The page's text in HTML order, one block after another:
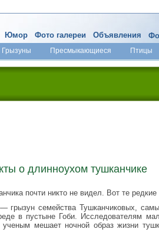
Грызуны Пресмыкающиеся Птицы
Юмор Фото галереи Объявления
о длинноухом тушканчике
почти никто не видел. Вот те
грызун семейства Тушканчиковых,
в пустыне Гоби. Исследователям
ученым мешает ночной образ жизни